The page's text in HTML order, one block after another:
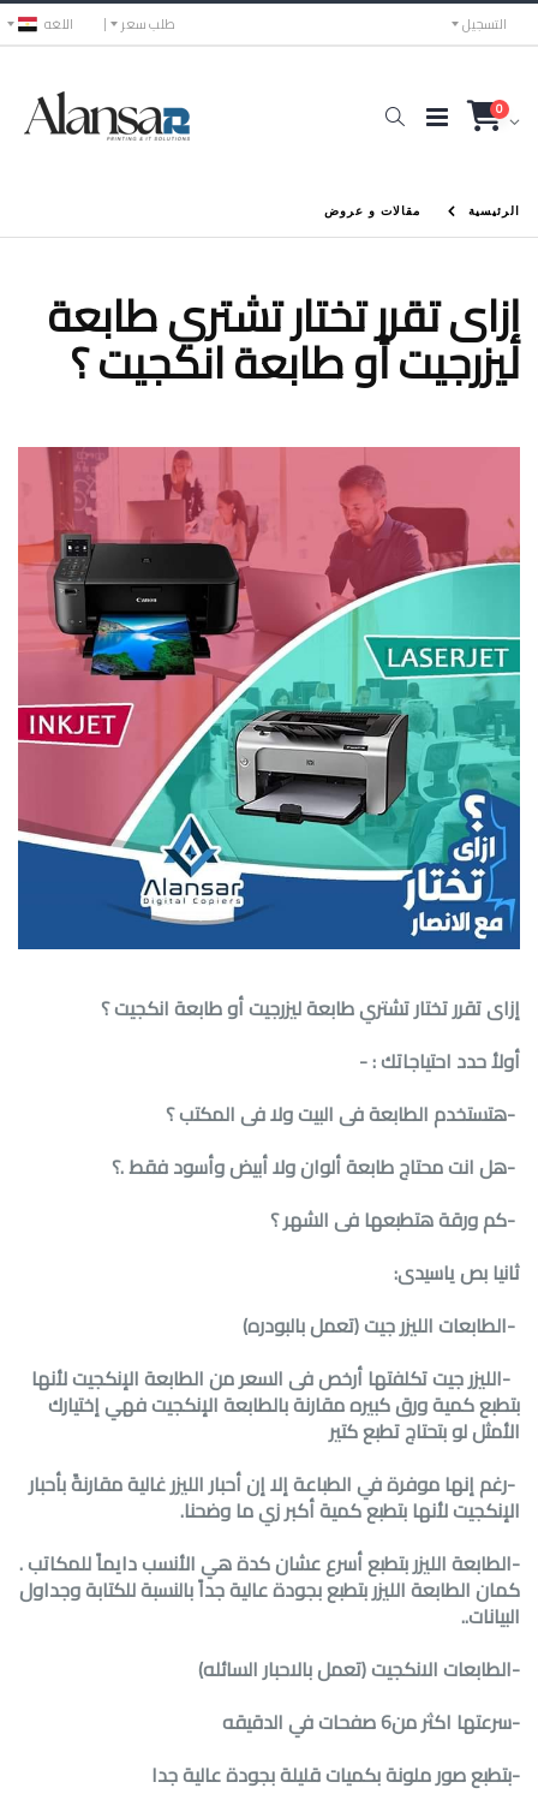
اللغه طلب سعر التسجيل
0
الرئيسية مقالات و عروض
إزاى تقرر تختار تشتري طابعة
ليزرجيت أو طابعة انكجيت ؟
إزاى تقرر تختار تشتري طابعة ليزرجيت أو طابعة انكجيت ؟
أولأ حدد احتياجاتك- :
-هتستخدم الطابعة فى البيت ولا فى المكتب ؟
-هل انت محتاج طابعة ألوان ولا أبيض وأسود فقط .؟
-كم ورقة هتطبعها فى الشهر ؟
ثانيا بص ياسيدى:
-الطابعات الليزر جيت (تعمل بالبودره(
-الليزر جيت تكلفتها أرخص فى السعر من الطابعة الإنكجيت لأنها
بتطبع كمية ورق كبيره مقارنة بالطابعة الإنكجيت فهي إختيارك
الأمثل لو بتحتاج تطبع كتير
-رغم إنها موفرة في الطباعة إلا إن أحبار الليزر غالية مقارنةً بأحبار
الإنكجيت لأنها بتطبع كمية أكبر زي ما وضحنا.
-الطابعة الليزر بتطبع أسرع عشان كدة هي الأنسب دايماً للمكاتب .
كمان الطابعة الليزر بتطبع بجودة عالية جداً بالنسبة للكتابة وجداول
البيانات..
-الطابعات الانكجيت (تعمل بالاحبار السائله)
-سرعتها اكثر من6 صفحات في الدقيقه
-بتطبع صور ملونة بكميات قليلة بجودة عالية جدا